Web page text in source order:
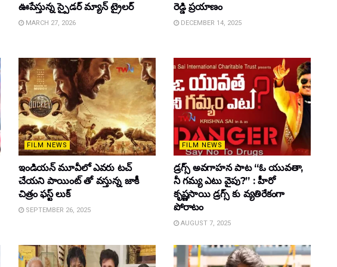
ఊపేస్తున్న స్పైడర్ మ్యాన్ ట్రైలర్
MARCH 27, 2026
రెడ్డి ప్రయాణం
DECEMBER 14, 2025
FILM NEWS
ఇండియన్ మూవీలో ఎవరు టచ్
చేయని పాయింట్ తో వస్తున్న జాకీ
చిత్రం ఫస్ట్ లుక్
SEPTEMBER 26, 2025
FILM NEWS
డ్రగ్స్ అవగాహన పాట “ఓ యువతా,
నీ గమ్య ఎటు వైపు?” : హీరో
కృష్ణసాయి డ్రగ్స్ కు వ్యతిరేకంగా
పోరాటం
AUGUST 7, 2025